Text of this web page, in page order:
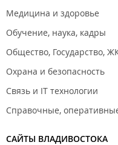
Медицина и здоровье
Обучение, наука, кадры
Общество, Государство,
Охрана и безопасность
Связь и IT технологии
Справочные,
САЙТЫ ВЛАДИВОСТОКА